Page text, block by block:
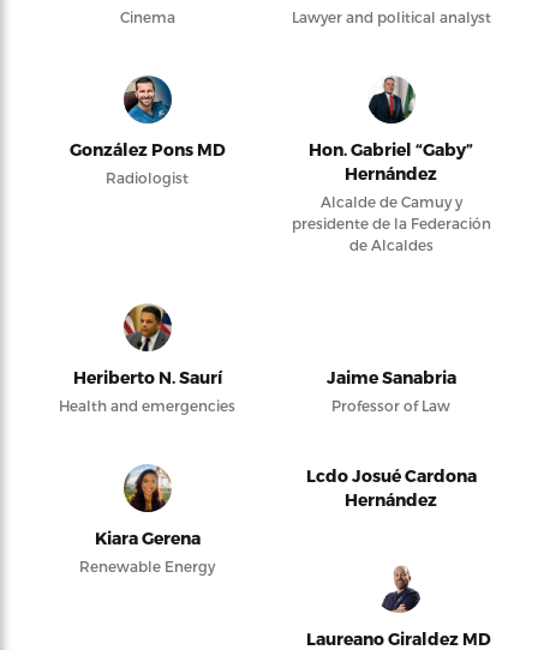
Cinema Lawyer and political analyst
González Pons MD
Radiologist
Hon. Gabriel “Gaby”
Hernández
Alcalde de Camuy y
presidente de la Federación
de Alcaldes
Heriberto N. Saurí
Health and emergencies
Jaime Sanabria
Professor of Law
Kiara Gerena
Renewable Energy
Lcdo Josué Cardona
Hernández
Laureano Giraldez MD